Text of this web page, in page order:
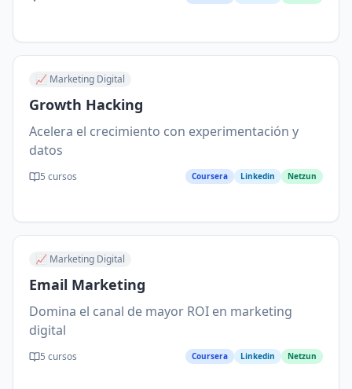
📈 Marketing Digital
Growth Hacking
Acelera el crecimiento con experimentación y
datos
5 cursos Coursera Linkedin Netzun
📈 Marketing Digital
Email Marketing
Domina el canal de mayor ROI en marketing
digital
5 cursos Coursera Linkedin Netzun